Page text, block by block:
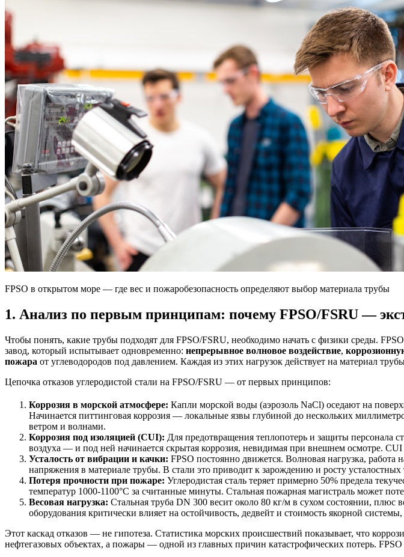
FPSO в открытом море — где вес и пожаробезопасность определяют выбор материала трубы
1. Анализ по первым принципам: почему FPSO/FSRU —
Чтобы понять, какие трубы подходят для FPSO/FSRU, необходимо начать с физики среды.
завод, который испытывает одновременно: непрерывное волновое воздействие,
пожара от углеводородов под давлением. Каждая из этих нагрузок действует на материал
Цепочка отказов углеродистой стали на FPSO/FSRU — от первых принципов:
Коррозия в морской атмосфере: Капли морской воды (аэрозоль NaCl) оседают на
Начинается питтинговая коррозия — локальные язвы глубиной до нескольких
ветром и волнами.
Коррозия под изоляцией (CUI): Для предотвращения теплопотерь и защиты персонала
воздуха — и под ней начинается скрытая коррозия, невидимая при внешнем осмотре.
Усталость от вибрации и качки: FPSO постоянно движется. Волновая нагрузка,
напряжения в материале трубы. В стали это приводит к зарождению и росту
Потеря прочности при пожаре: Углеродистая сталь теряет примерно 50% предела
температур 1000-1100°C за считанные минуты. Стальная пожарная магистраль может
Весовая нагрузка: Стальная труба DN 300 весит около 80 кг/м в сухом состоянии, плюс
оборудования критически влияет на остойчивость, дедвейт и стоимость якорной
Этот каскад отказов — не гипотеза. Статистика морских происшествий показывает, что
нефтегазовых объектах, а пожары — одной из главных причин катастрофических потерь.